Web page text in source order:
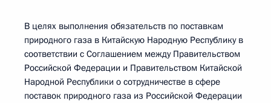
В целях выполнения обязательств по поставкам
природного газа в Китайскую Народную Республику в
соответствии с Соглашением между Правительством
Российской Федерации и Правительством Китайской
Народной Республики о сотрудничестве в сфере
поставок природного газа из Российской Федерации